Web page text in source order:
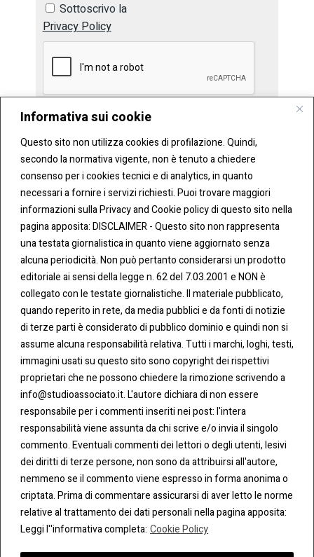
Informativa sui cookie
Questo sito non utilizza cookies di profilazione. Quindi,
secondo la normativa vigente, non è tenuto a chiedere
consenso per i cookies tecnici e di analytics, in quanto
necessari a fornire i servizi richiesti. Puoi trovare maggiori
informazioni sulla Privacy and Cookie policy di questo sito nella
pagina apposita: DISCLAIMER - Questo sito non rappresenta
una testata giornalistica in quanto viene aggiornato senza
alcuna periodicità. Non può pertanto considerarsi un prodotto
editoriale ai sensi della legge n. 62 del 7.03.2001 e NON è
collegato con le testate giornalistiche. Il materiale pubblicato,
quando reperito in rete, da media pubblici e da fonti di notizie
di terze parti è considerato di pubblico dominio e quindi non si
assume alcuna responsabilità relativa. Tutti i marchi, loghi, testi,
immagini usati su questo sito sono copyright dei rispettivi
proprietari che ne possono chiedere la rimozione scrivendo a
info@studioassociato.it. L'autore dichiara di non essere
responsabile per i commenti inseriti nei post: l'intera
responsabilità viene assunta da chi scrive e/o invia il singolo
commento. Eventuali commenti dei lettori o degli utenti, lesivi
dei diritti di terze persone, non sono da attribuirsi all'autore,
nemmeno se il commento viene espresso in forma anonima o
criptata. Prima di commentare assicurarsi di aver letto le norme
relative al trattamento dei dati personali nella pagina apposita:
Leggi l''informativa completa: Cookie Policy
Sottoscrivo la
Privacy Policy
CONT
ATTI
Tel:
0283438.482
Fax:
0283438.483
mail:
info@studioassociato.it
Via
Vittor
Pisani,
13 -
20124
Milano
COO
KIE &
PRIV
ACY
Cookie
Policy
Privacy
Policy